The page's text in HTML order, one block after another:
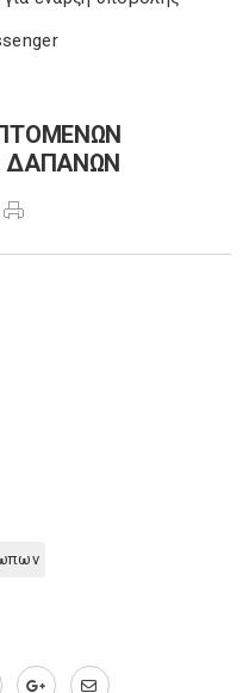
ΔΑΠΑΝΩΝ